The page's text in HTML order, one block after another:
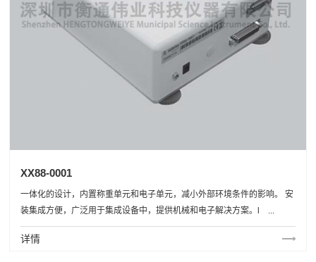
XX88-0001
一体化的设计，内置称重单元和电子单元，减小外部环境条件的影响。 安
装集成方便，广泛用于集成设备中，提供机械和电子解决方案。l ...
详情